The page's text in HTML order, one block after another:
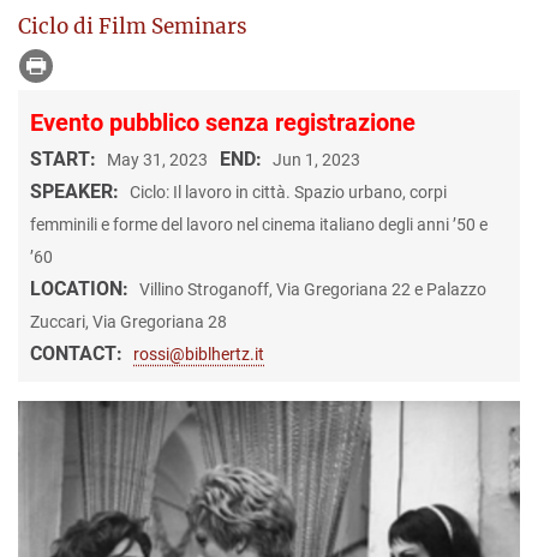
Ciclo di Film Seminars
Evento pubblico senza registrazione
START: May 31, 2023 END: Jun 1, 2023
SPEAKER:
Ciclo: Il lavoro in città. Spazio urbano, corpi
femminili e forme del lavoro nel cinema italiano degli anni ’50 e
’60
LOCATION:
Villino Stroganoff, Via Gregoriana 22 e Palazzo
Zuccari, Via Gregoriana 28
CONTACT: rossi@biblhertz.it